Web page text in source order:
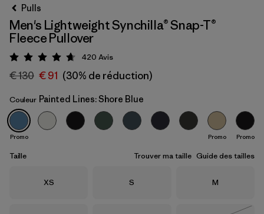
Painted Lines: Shore Blue
Pulls
Men's Lightweight Synchilla® Snap-T®
Fleece Pullover
Évaluation: 4.7 / 5
420 Avis
€ 130 € 91 (30% de réduction)
Couleur Painted Lines: Shore Blue
Promo Promo Promo
Taille Trouver ma taille Guide des tailles
Taille
XS Taille
S Taille
M